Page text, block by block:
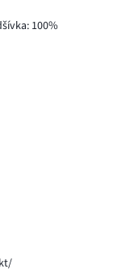
100%